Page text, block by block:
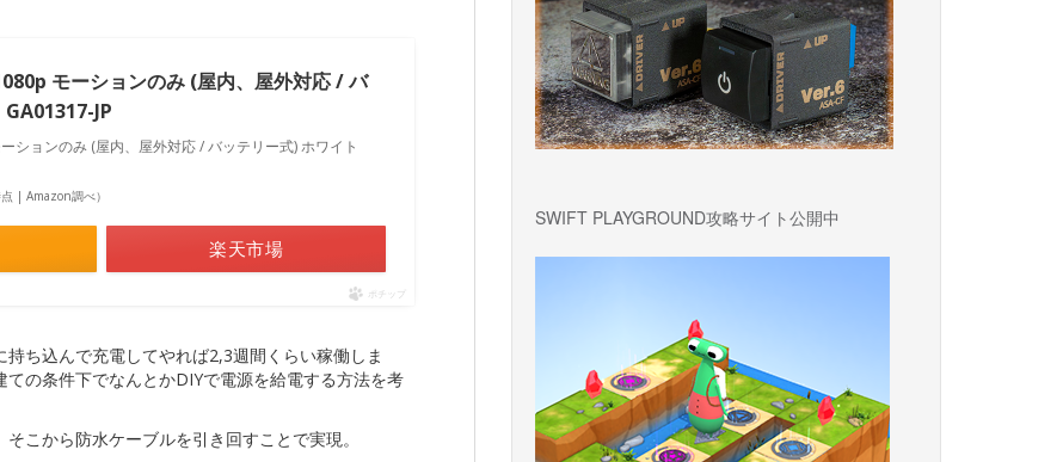
モーションのみ (屋内、屋外対応 / バ
JP
ションのみ (屋内、屋外対応 / バッテリー式) ホワイト
| Amazon調べ）
楽天市場
ポチップ
ち込んで充電してやれば2,3週間くらい稼働しま
の条件下でなんとかDIYで電源を給電する方法を考
こから防水ケーブルを引き回すことで実現。
SWIFT PLAYGROUND攻略サイト公開中